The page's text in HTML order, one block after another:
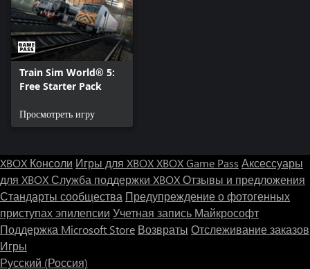
Train Sim World® 5:
Free Starter Pack
Просмотреть игру
XBOX Консоли Игры для XBOXXBOX Game Pass Аксессуары
для XBOXСлужба поддержки XBOXОтзывы и предложения
Стандарты сообщества Предупреждение о фотогенных
приступах эпилепсии Учетная запись Майкрософт
Поддержка Microsoft Store Возвраты Отслеживание заказов
Игры
Русский (Россия)